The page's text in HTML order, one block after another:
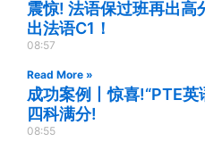
震惊! 法语保过班再出高
出法语C1！
08:57
Read More »
成功案例丨惊喜!“PTE英
四科满分!
08:55